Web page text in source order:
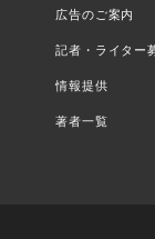
広告のご案内
記者・ライター
情報提供
著者一覧